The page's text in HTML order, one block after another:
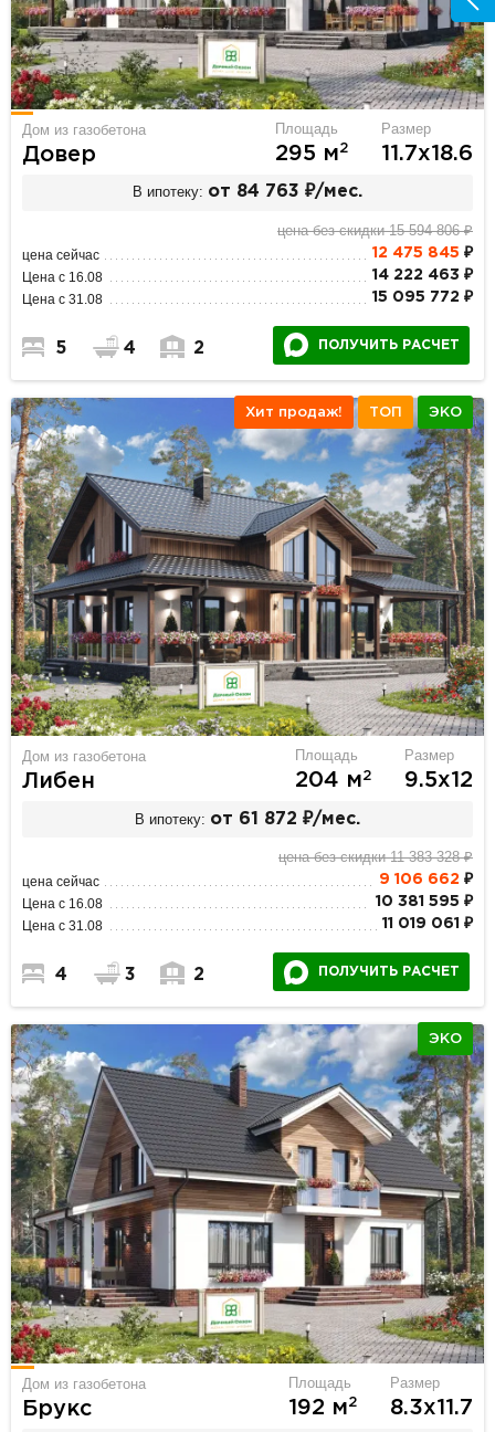
Дом из газобетона
Довер
Площадь
295 м2
Размер
11.7х18.6
В ипотеку: от 84 763 ₽/мес.
цена без скидки 15 594 806 ₽
цена сейчас 12 475 845 ₽
Цена с 16.08 14 222 463 ₽
Цена с 31.08 15 095 772 ₽
5 4 2 ПОЛУЧИТЬ РАСЧЕТ
Хит продаж! ТОП ЭКО
Дом из газобетона
Либен
Площадь
204 м2
Размер
9.5х12
В ипотеку: от 61 872 ₽/мес.
цена без скидки 11 383 328 ₽
цена сейчас 9 106 662 ₽
Цена с 16.08 10 381 595 ₽
Цена с 31.08 11 019 061 ₽
4 3 2 ПОЛУЧИТЬ РАСЧЕТ
ЭКО
Дом из газобетона
Брукс
Площадь
192 м2
Размер
8.3х11.7